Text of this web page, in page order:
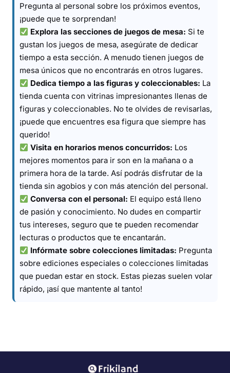
Pregunta al personal sobre los próximos eventos,
¡puede que te sorprendan!
Explora las secciones de juegos de mesa: Si te
gustan los juegos de mesa, asegúrate de dedicar
tiempo a esta sección. A menudo tienen juegos de
mesa únicos que no encontrarás en otros lugares.
Dedica tiempo a las figuras y coleccionables: La
tienda cuenta con vitrinas impresionantes llenas de
figuras y coleccionables. No te olvides de revisarlas,
¡puede que encuentres esa figura que siempre has
querido!
Visita en horarios menos concurridos: Los
mejores momentos para ir son en la mañana o a
primera hora de la tarde. Así podrás disfrutar de la
tienda sin agobios y con más atención del personal.
Conversa con el personal: El equipo está lleno
de pasión y conocimiento. No dudes en compartir
tus intereses, seguro que te pueden recomendar
lecturas o productos que te encantarán.
Infórmate sobre colecciones limitadas: Pregunta
sobre ediciones especiales o colecciones limitadas
que puedan estar en stock. Estas piezas suelen volar
rápido, ¡así que mantente al tanto!